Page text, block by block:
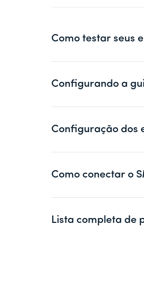
Como testar seus
Configurando a
Configuração dos
Como conectar o
Lista completa de